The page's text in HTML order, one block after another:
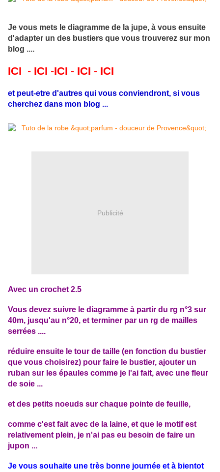
Je vous mets le diagramme de la jupe, à vous ensuite
d'adapter un des bustiers que vous trouverez sur mon
blog ....
ICI - ICI -ICI - ICI - ICI
et peut-etre d'autres qui vous conviendront, si vous
cherchez dans mon blog ...
Publicité
Avec un crochet 2.5
Vous devez suivre le diagramme à partir du rg n°3 sur
40m, jusqu'au n°20, et terminer par un rg de mailles
serrées ....
réduire ensuite le tour de taille (en fonction du bustier
que vous choisirez) pour faire le bustier, ajouter un
ruban sur les épaules comme je l'ai fait, avec une fleur
de soie ...
et des petits noeuds sur chaque pointe de feuille,
comme c'est fait avec de la laine, et que le motif est
relativement plein, je n'ai pas eu besoin de faire un
jupon ...
Je vous souhaite une très bonne journée et à bientot